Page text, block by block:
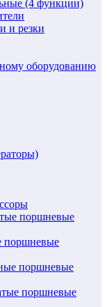
(4 функции)
и резки
оборудованию
поршневые
поршневые
поршневые
поршневые